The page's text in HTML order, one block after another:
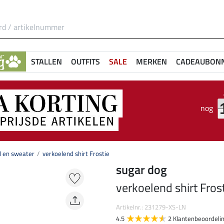
STALLEN OUTFITS SALE MERKEN
nog
en sweater verkoelend shirt Frostie
sugar dog
verkoelend shirt
Artikelnr.: 231279-XS-LN
4.5
2